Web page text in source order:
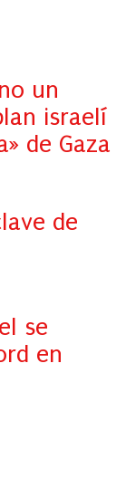
un
israelí
de Gaza
de
se
en